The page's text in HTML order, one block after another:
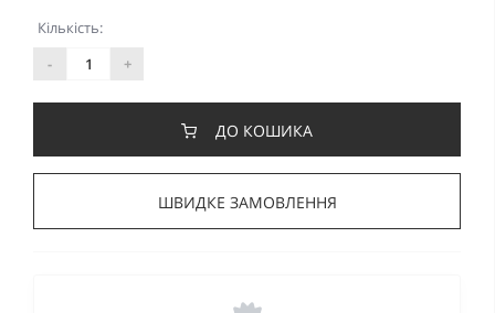
Кількість:
-
+
ДО КОШИКА
ШВИДКЕ ЗАМОВЛЕННЯ